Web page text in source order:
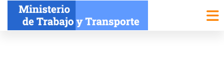
Saltar